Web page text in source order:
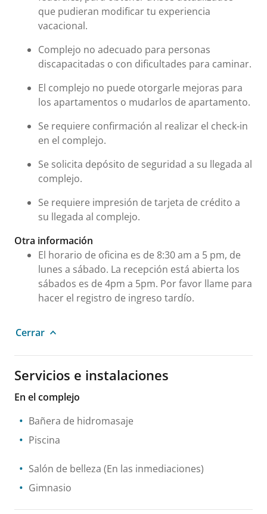
que pudieran modificar tu experiencia
vacacional.
Complejo no adecuado para personas
discapacitadas o con dificultades para caminar.
El complejo no puede otorgarle mejoras para
los apartamentos o mudarlos de apartamento.
Se requiere confirmación al realizar el check-in
en el complejo.
Se solicita depósito de seguridad a su llegada al
complejo.
Se requiere impresión de tarjeta de crédito a
su llegada al complejo.
Otra información
El horario de oficina es de 8:30 am a 5 pm, de
lunes a sábado. La recepción está abierta los
sábados es de 4pm a 5pm. Por favor llame para
hacer el registro de ingreso tardío.
Cerrar
Servicios e instalaciones
En el complejo
Bañera de hidromasaje
Piscina
Salón de belleza (En las inmediaciones)
Gimnasio